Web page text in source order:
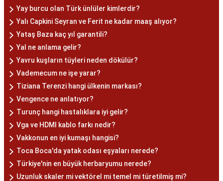
Yay burcu olan Türk ünlüler kimlerdir?
Yalı Capkini Seyran ve Ferit ne kadar maaş alıyor?
Yataş Baza kaç yıl garantili?
Yal ne anlama gelir?
Yavru kuşların tüyleri neden dökülür?
Vademecum ne işe yarar?
Tiziana Terenzi hangi ülkenin markası?
Vengence ne anlatıyor?
Turunç hangi hastalıklara iyi gelir?
Vga ve HDMI kablo farkı nedir?
Vakkonun en iyi kumaşı hangisi?
Toca Boca'da yatak odası eşyaları nerede?
Türkiye'nin en büyük herbaryumu nerede?
Uzunluk skaler mi vektörel mi temel mi türetilmiş mi?